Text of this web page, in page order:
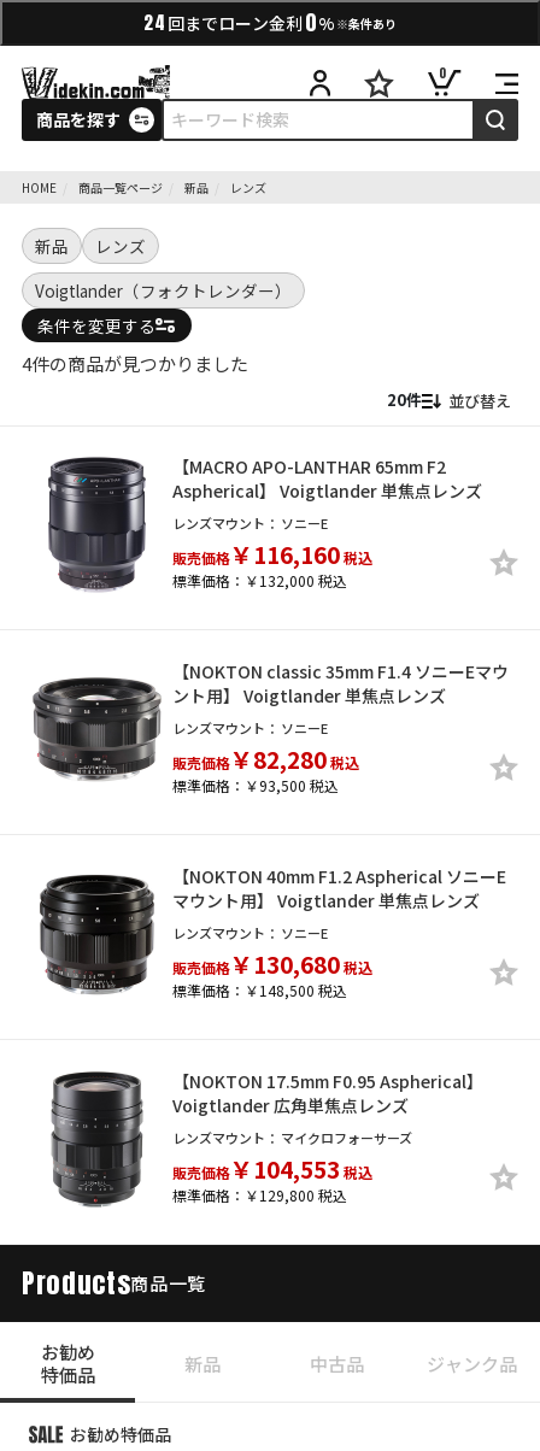
24 回までローン金利 0% ※条件あり
商品を探す
0
HOME 商品一覧ページ 新品 レンズ
新品
レンズ
Voigtlander（フォクトレンダー）
条件を変更する
4件の商品が見つかりました
並び替え
【MACRO APO-LANTHAR 65mm F2
Aspherical】 Voigtlander 単焦点レンズ
レンズマウント： ソニーE
販売価格￥116,160税込
標準価格：￥132,000 税込
【NOKTON classic 35mm F1.4 ソニーEマウ
ント用】 Voigtlander 単焦点レンズ
レンズマウント： ソニーE
販売価格￥82,280税込
標準価格：￥93,500 税込
【NOKTON 40mm F1.2 Aspherical ソニーE
マウント用】 Voigtlander 単焦点レンズ
レンズマウント： ソニーE
販売価格￥130,680税込
標準価格：￥148,500 税込
【NOKTON 17.5mm F0.95 Aspherical】
Voigtlander 広角単焦点レンズ
レンズマウント： マイクロフォーサーズ
販売価格￥104,553 税込
標準価格：￥129,800 税込
Products商品一覧
お勧め
特価品
新品 中古品 ジャンク品
お勧め特価品